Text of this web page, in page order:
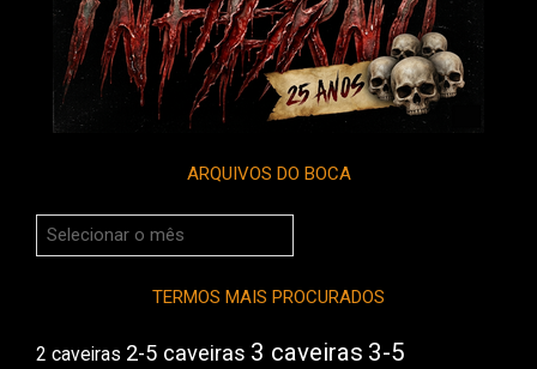
ARQUIVOS DO BOCA
Arquivos
do
TERMOS MAIS PROCURADOS
2 caveiras 2-5 caveiras 3 caveiras 3-5